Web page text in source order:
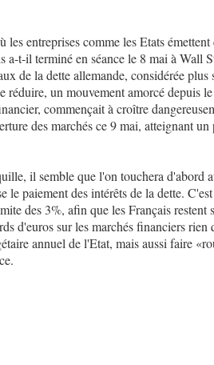
entreprises comme les Etats émettent
t-il terminé en séance le 8 mai à Wall
de la dette allemande, considérée plus
réduire, un mouvement amorcé depuis
commençait à croître
des marchés ce 9 mai, atteignant un
il semble que l'on touchera d'abord
le paiement des intérêts de la dette.
des 3%, afin que les Français restent
d'euros sur les marchés financiers rien
annuel de l'Etat, mais aussi faire